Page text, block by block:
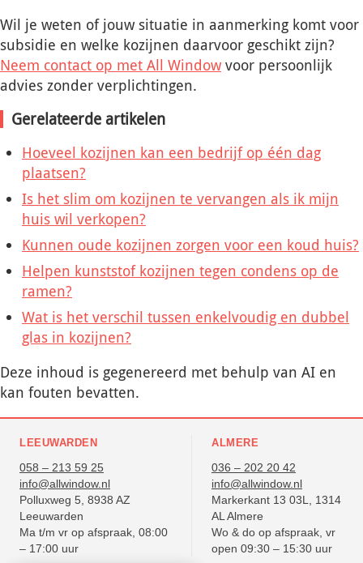
Wil je weten of jouw situatie in aanmerking komt voor
subsidie en welke kozijnen daarvoor geschikt zijn?
Neem contact op met All Window voor persoonlijk
advies zonder verplichtingen.
Gerelateerde artikelen
Hoeveel kozijnen kan een bedrijf op één dag
plaatsen?
Is het slim om kozijnen te vervangen als ik mijn
huis wil verkopen?
Kunnen oude kozijnen zorgen voor een koud huis?
Helpen kunststof kozijnen tegen condens op de
ramen?
Wat is het verschil tussen enkelvoudig en dubbel
glas in kozijnen?
Deze inhoud is gegenereerd met behulp van AI en
kan fouten bevatten.
LEEUWARDEN
058 – 213 59 25
info@allwindow.nl
Polluxweg 5, 8938 AZ
Leeuwarden
Ma t/m vr op afspraak, 08:00
– 17:00 uur
ALMERE
036 – 202 20 42
info@allwindow.nl
Markerkant 13 03L, 1314
AL Almere
Wo & do op afspraak, vr
open 09:30 – 15:30 uur